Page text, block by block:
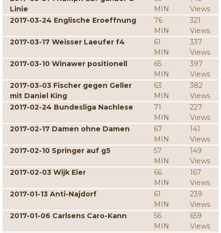
Linie
MIN
Views
2017-03-24 Englische Eroeffnung
76
MIN
321
Views
2017-03-17 Weisser Laeufer f4
61
MIN
337
Views
2017-03-10 Winawer positionell
65
MIN
397
Views
2017-03-03 Fischer gegen Geller
mit Daniel King
63
MIN
382
Views
2017-02-24 Bundesliga Nachlese
71
MIN
227
Views
2017-02-17 Damen ohne Damen
67
MIN
141
Views
2017-02-10 Springer auf g5
57
MIN
149
Views
2017-02-03 Wijk Eier
66
MIN
167
Views
2017-01-13 Anti-Najdorf
61
MIN
239
Views
2017-01-06 Carlsens Caro-Kann
56
MIN
659
Views